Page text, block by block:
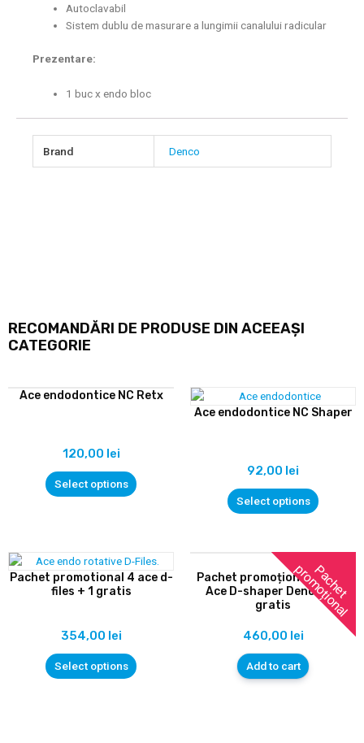
Autoclavabil
Sistem dublu de masurare a lungimii canalului radicular
Prezentare:
1 buc x endo bloc
Brand Denco
RECOMANDĂRI DE PRODUSE DIN ACEEAȘI
CATEGORIE
Ace endodontice NC Retx
120,00 lei
Select options
Ace endodontice NC Shaper
92,00 lei
Select options
Pachet promotional 4 ace d-
files + 1 gratis
354,00 lei
Select options
P
a
c
h
e
t
p
r
o
m
o
ț
i
o
n
a
l
Pachet promoțional 4 cutii
Ace D-shaper Denco + 1
gratis
460,00 lei
Add to cart
P
a
c
h
e
t
p
r
o
m
o
ț
i
o
n
a
l